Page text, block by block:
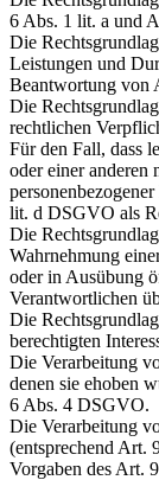
6 Abs. 1 lit. a und
Die
Leistungen und
Beantwortung von
Die
rechtlichen
Für den Fall, dass
oder einer anderen
lit. d DSGVO als
Die
Wahrnehmung
oder in Ausübung
Verantwortlichen
Die
berechtigten
Die Verarbeitung
denen sie ehoben
6 Abs. 4 DSGVO.
Die Verarbeitung
(entsprechend Art.
Vorgaben des Art.